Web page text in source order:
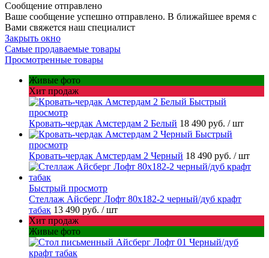
Сообщение отправлено
Ваше сообщение успешно отправлено. В ближайшее время с
Вами свяжется наш специалист
Закрыть окно
Самые продаваемые товары
Просмотренные товары
Живые фото
Хит продаж
Быстрый
просмотр
Кровать-чердак Амстердам 2 Белый 18 490 руб. / шт
Быстрый
просмотр
Кровать-чердак Амстердам 2 Черный 18 490 руб. / шт
Быстрый просмотр
Стеллаж Айсберг Лофт 80х182-2 черный/дуб крафт
табак 13 490 руб. / шт
Хит продаж
Живые фото